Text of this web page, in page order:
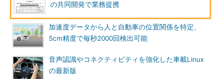
の共同開発で業務提携
加速度データから人と自動車の位置関係を特定、
5cm精度で毎秒2000回検出可能
音声認識やコネクティビティを強化した車載Linux
の最新版